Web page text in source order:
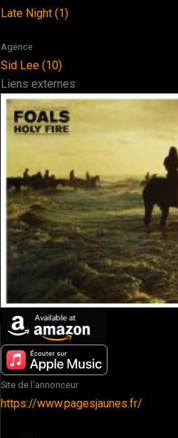
Late Night (1)
Agence
Sid Lee (10)
Liens externes
Site de l'annonceur
https://www.pagesjaunes.fr/